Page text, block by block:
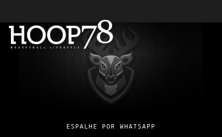
ESPALHE POR WHATSAPP